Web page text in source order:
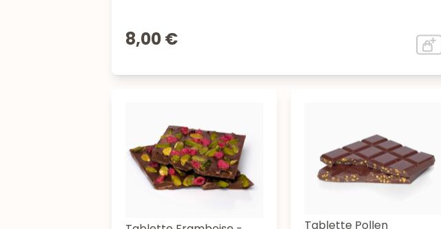
8,00 €
Tablette Pollen